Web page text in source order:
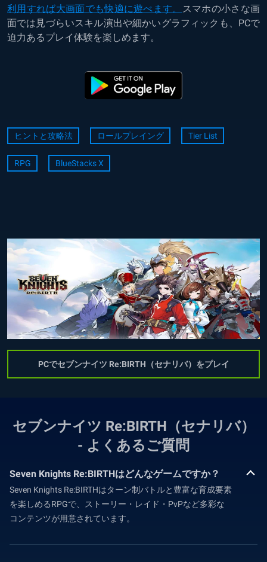
利用すれば大画面でも快適に遊べます。 スマホの小さな画
面では見づらいスキル演出や細かいグラフィックも、PCで
迫力あるプレイ体験を楽しめます。
ヒントと攻略法 ロールプレイング Tier List
RPG BlueStacks X
PCでセブンナイツ Re:BIRTH（セナリバ）をプレイ
セブンナイツ Re:BIRTH（セナリバ）
- よくあるご質問
Seven Knights Re:BIRTHはどんなゲームですか？
Seven Knights Re:BIRTHはターン制バトルと豊富な育成要素
を楽しめるRPGで、ストーリー・レイド・PvPなど多彩な
コンテンツが用意されています。